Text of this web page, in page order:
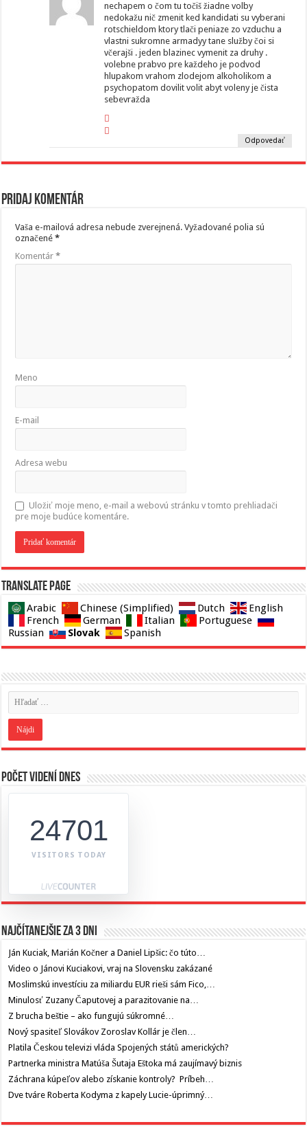
nechapem o čom tu točiš žiadne volby
nedokažu nič zmenit ked kandidati su vyberani
rotschieldom ktory tlači peniaze zo vzduchu a
vlastni sukromne armadyy tane služby čoi si
včerajši . jeden blazinec vymenit za druhy .
volebne prabvo pre každeho je podvod
hlupakom vrahom zlodejom alkoholikom a
psychopatom dovilit volit abyt voleny je čista
sebevražda
Odpovedať
Pridaj komentár
Vaša e-mailová adresa nebude zverejnená. Vyžadované polia sú
označené*
Komentár*
Meno
E-mail
Adresa webu
Uložiť moje meno, e-mail a webovú stránku v tomto prehliadači
pre moje budúce komentáre.
Translate page
Arabic Chinese (Simplified) Dutch
English
French
German Italian
Portuguese
Russian
Slovak Spanish
Počet videní dnes
24701
VISITORS TODAY
Najčítanejšie za 3 dni
Ján Kuciak, Marián Kočner a Daniel Lipšic: čo túto…
Video o Jánovi Kuciakovi, vraj na Slovensku zakázané
Moslimskú investíciu za miliardu EUR rieši sám Fico,…
Minulosť Zuzany Čaputovej a parazitovanie na…
Z brucha beštie – ako fungujú súkromné…
Nový spasiteľ Slovákov Zoroslav Kollár je člen…
Platila Českou televizi vláda Spojených států amerických?
Partnerka ministra Matúša Šutaja Eštoka má zaujímavý biznis
Záchrana kúpeľov alebo získanie kontroly? Príbeh…
Dve tváre Roberta Kodyma z kapely Lucie-úprimný…